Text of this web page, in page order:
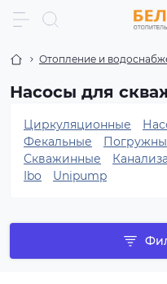
Отопление и
Насосы для
Циркуляционные
Фекальные
Скважинные
Ibo
Unipump